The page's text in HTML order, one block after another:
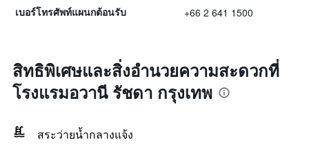
เบอร์โทรศัพท์แผนกต้อนรับ +66 2 641 1500
สิทธิพิเศษและสิ่งอำนวยความสะดวกที่
โรงแรมอวานี รัชดา กรุงเทพ
สระว่ายน้ำกลางแจ้ง